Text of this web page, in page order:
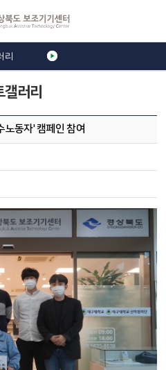
갤러리
리
노동자' 캠페인 참여